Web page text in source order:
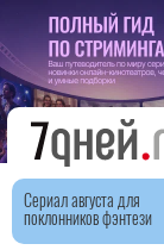
Сериал августа для
поклонников фэнтези